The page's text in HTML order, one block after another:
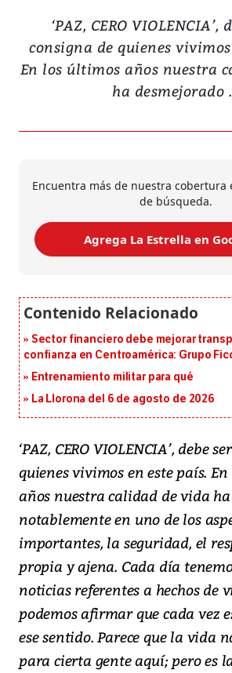
‘PAZ, CERO VIOLENCIA’,
consigna de quienes
En los últimos años nuestra
ha desmejorado
Encuentra más de nuestra cobertura
de búsqueda.
Agrega La Estrella en
Sector financiero debe mejorar
confianza en Centroamérica: Grupo
Entrenamiento militar para qué
La Llorona del 6 de agosto de 2026
‘PAZ, CERO VIOLENCIA’, debe
quienes vivimos en este país.
años nuestra calidad de vida
notablemente en uno de los
importantes, la seguridad, el
propia y ajena. Cada día
noticias referentes a hechos de
podemos afirmar que cada vez
ese sentido. Parece que la vida
para cierta gente aquí; pero es